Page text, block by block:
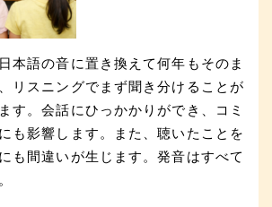
本語の音に置き換えて何年もそのま
リスニングでまず聞き分けることが
す。会話にひっかかりができ、コミ
も影響します。また、聴いたことを
も間違いが生じます。発音はすべて